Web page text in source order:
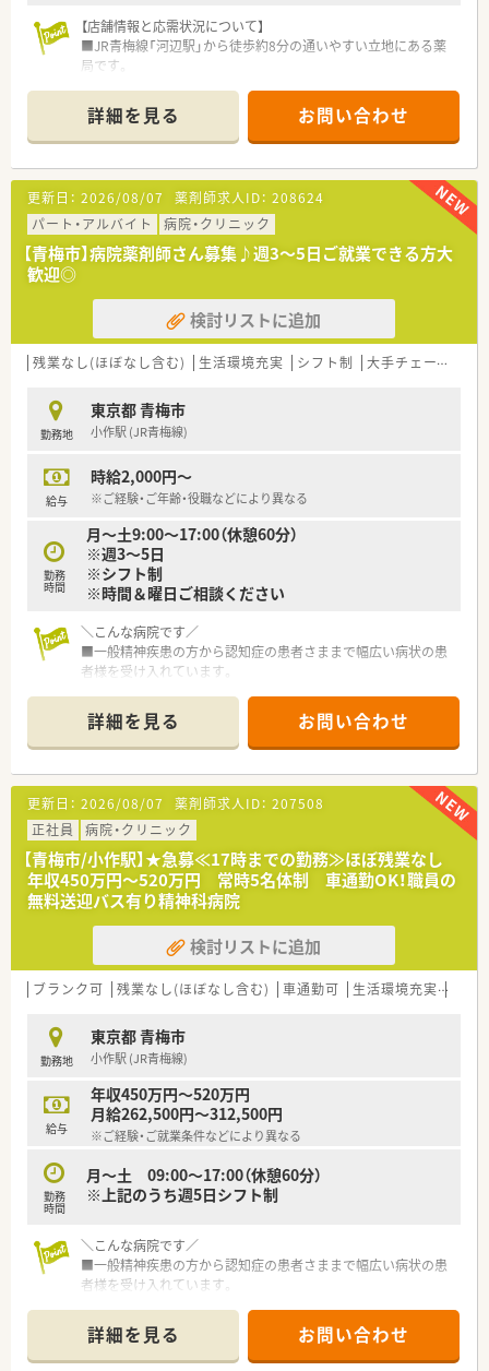
【店舗情報と応需状況について】
■JR青梅線「河辺駅」から徒歩約8分の通いやすい立地にある薬
局です。
枚の処方箋を受け付けています。
■薬剤師は常勤4名、パート3名の複数名体制で、事務も複数名在
籍しており安心して業務に取り組めます。
【勤務実態について】
■ グループ全店舗で実働週36時間制と週休2.5日を導入してお
り、正社員でも非常に希少な好条件です。
■ 休日には日曜日と祝日のほかシフトによる休みがあり、夏季
休暇や年末年始休暇も取得可能です。
プを目指せる環境が整っています。
【こんな方にオススメ】
■ プライベートを充実させたい方へ、週休2.5日制と年間休日
■ 安定した経営基盤と充実した福利厚生の中で、安心して長く
キャリアを形成したい方に最適でございます。
■ 地域の患者様との信頼関係を大切にし、「かかりつけ薬剤師」
詳細を見る お問い合わせ
更新日： 2026/08/07 薬剤師求人ID： 208624
パート・アルバイト
病院・クリニック
【青梅市】病院薬剤師さん募集♪週3～5日ご就業できる方大
歓迎◎
検討リストに追加
残業なし(ほぼなし含む) 生活環境充実 シフト制 大手チェーン以外
勤務地
東京都 青梅市
小作駅 (JR青梅線)
給与
時給2,000円～
※ご経験・ご年齢・役職などにより異なる
勤務
時間
月～土9:00～17:00（休憩60分）
※週3～5日
※シフト制
※時間＆曜日ご相談ください
＼こんな病院です／
■一般精神疾患の方から認知症の患者さままで幅広い病状の患
者様を受け入れています。
■2病院、老健を2施設、クリニックを運営しておりお互い連携し
て患者様対応ができるよう協業されています。
■院内は明るく、広々とした造りとなっており、大変綺麗です。
■採用は施設ごととなる為、異動はございません。
■飲食店が点在し、住宅街が広がる立地です。帰宅時の食事やリ
フレッシュにも最適なエリアです。
＼就業環境／
■診療科目は精神科を中心に内科、歯科など。
■午前中は外来対応、午後は入院患者さんの対応がメインとなり
ます。
■17時定時で残業はほぼございません。
プラベートとの両立も◎
■無料駐車場完備、専用送迎バスがございます。
■院内託児所完備、子育てと両立も可能な職場環境です。
＼業務内容／
■入院患者様の調剤、監査、お薬セット
■外来患者様の調剤、監査、服薬指導（40人/日程度）
■医薬品管理、医薬品情報管理
詳細を見る お問い合わせ
更新日： 2026/08/07 薬剤師求人ID： 207508
正社員
病院・クリニック
【青梅市/小作駅】★急募≪17時までの勤務≫ほぼ残業なし
年収450万円～520万円 常時5名体制 車通勤OK！職員の
無料送迎バス有り精神科病院
検討リストに追加
ブランク可 残業なし(ほぼなし含む) 車通勤可 生活環境充実
勤務地
東京都 青梅市
小作駅 (JR青梅線)
給与
年収450万円～520万円
月給262,500円～312,500円
※ご経験・ご就業条件などにより異なる
勤務
時間
月～土 09:00～17:00（休憩60分）
※上記のうち週5日シフト制
＼こんな病院です／
■一般精神疾患の方から認知症の患者さままで幅広い病状の患
者様を受け入れています。
■2病院、老健を2施設、クリニックを運営しておりお互い連携し
て患者様対応ができるよう協業されています。
■院内は明るく、広々とした造りとなっており、大変綺麗です。
詳細を見る お問い合わせ